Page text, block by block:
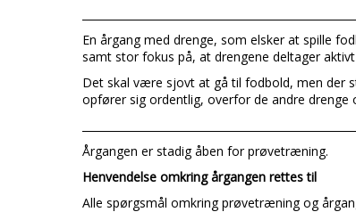
En årgang med drenge, som elsker at spille
samt stor fokus på, at drengene deltager
Det skal være sjovt at gå til fodbold, men der
opfører sig ordentlig, overfor de andre drenge
Årgangen er stadig åben for prøvetræning.
Henvendelse omkring årgangen rettes til
Alle spørgsmål omkring prøvetræning og